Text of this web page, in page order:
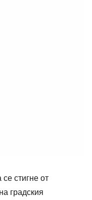
стигне от
градския